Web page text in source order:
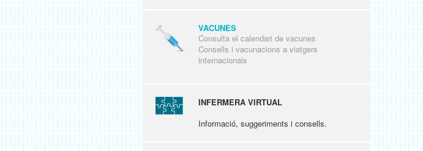
VACUNES
Consulta el calendari de vacunes
Consells i vacunacions a viatgers
internacionals
INFERMERA VIRTUAL
Informació, suggeriments i consells.